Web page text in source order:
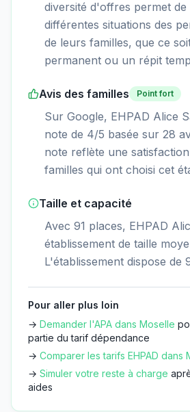
diversité d'offres permet
différentes situations des
de leurs familles, que ce
permanent ou un répit
Avis des familles Point fort
Sur Google, EHPAD Alice
note de 4/5 basée sur 28
note reflète une
familles qui ont choisi cet
Taille et capacité
Avec 91 places, EHPAD
établissement de taille
L'établissement dispose de
Pour aller plus loin
→ Demander l'APA dans Moselle
partie du tarif dépendance
→ Comparer les tarifs EHPAD dans
→ Simuler votre reste à charge
aides